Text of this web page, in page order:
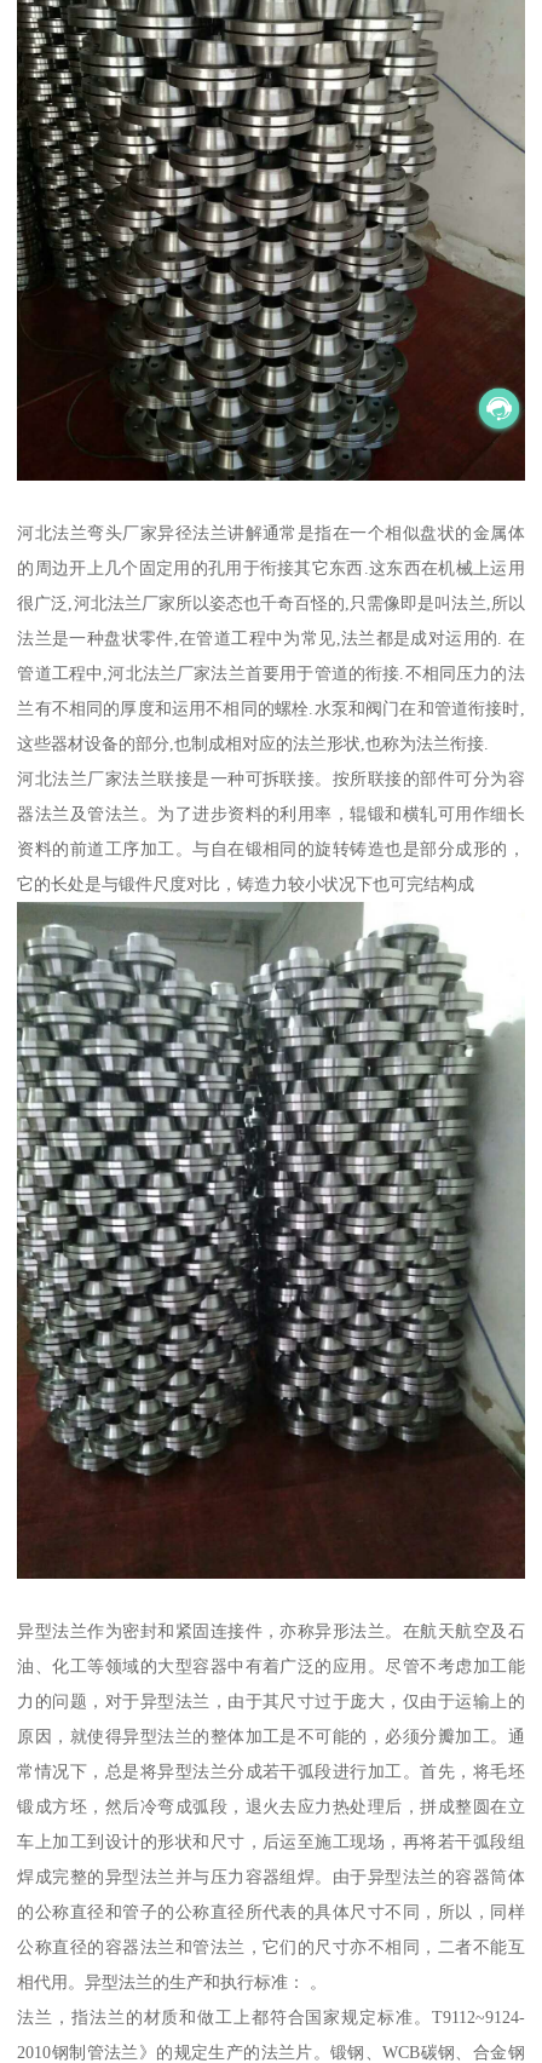
河北法兰弯头厂家异径法兰讲解通常是指在一个相似盘状的金属体
的周边开上几个固定用的孔用于衔接其它东西.这东西在机械上运用
很广泛,河北法兰厂家所以姿态也千奇百怪的,只需像即是叫法兰,所以
法兰是一种盘状零件,在管道工程中为常见,法兰都是成对运用的. 在
管道工程中,河北法兰厂家法兰首要用于管道的衔接.不相同压力的法
兰有不相同的厚度和运用不相同的螺栓.水泵和阀门在和管道衔接时,
这些器材设备的部分,也制成相对应的法兰形状,也称为法兰衔接.
河北法兰厂家法兰联接是一种可拆联接。按所联接的部件可分为容
器法兰及管法兰。为了进步资料的利用率，辊锻和横轧可用作细长
资料的前道工序加工。与自在锻相同的旋转铸造也是部分成形的，
它的长处是与锻件尺度对比，铸造力较小状况下也可完结构成
异型法兰作为密封和紧固连接件，亦称异形法兰。在航天航空及石
油、化工等领域的大型容器中有着广泛的应用。尽管不考虑加工能
力的问题，对于异型法兰，由于其尺寸过于庞大，仅由于运输上的
原因，就使得异型法兰的整体加工是不可能的，必须分瓣加工。通
常情况下，总是将异型法兰分成若干弧段进行加工。首先，将毛坯
锻成方坯，然后冷弯成弧段，退火去应力热处理后，拼成整圆在立
车上加工到设计的形状和尺寸，后运至施工现场，再将若干弧段组
焊成完整的异型法兰并与压力容器组焊。由于异型法兰的容器筒体
的公称直径和管子的公称直径所代表的具体尺寸不同，所以，同样
公称直径的容器法兰和管法兰，它们的尺寸亦不相同，二者不能互
相代用。异型法兰的生产和执行标准： 。
法兰，指法兰的材质和做工上都符合国家规定标准。T9112~9124-
2010钢制管法兰》的规定生产的法兰片。锻钢、WCB碳钢、合金钢